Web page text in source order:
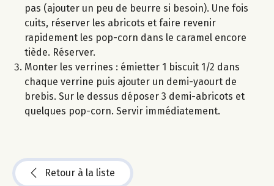
pas (ajouter un peu de beurre si besoin). Une fois
cuits, réserver les abricots et faire revenir
rapidement les pop-corn dans le caramel encore
tiède. Réserver.
Monter les verrines : émietter 1 biscuit 1/2 dans
chaque verrine puis ajouter un demi-yaourt de
brebis. Sur le dessus déposer 3 demi-abricots et
quelques pop-corn. Servir immédiatement.
Retour à la liste